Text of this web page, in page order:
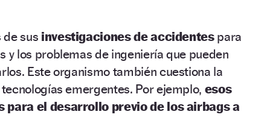
de sus investigaciones de accidentespara
y los problemas de ingeniería que pueden
Este organismo también cuestiona la
emergentes. Por ejemplo, esos
el desarrollo previo de los airbags a